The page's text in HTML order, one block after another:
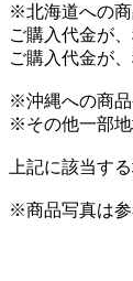
※北海道への商
ご購入代金が
ご購入代金が
※沖縄への商品
※その他一部地
上記に該当す
※商品写真は参